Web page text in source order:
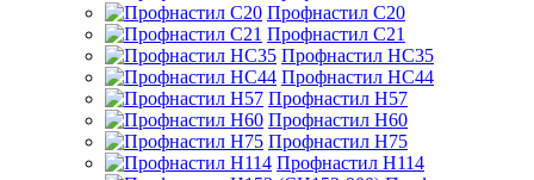
Профнастил С20
Профнастил С21
Профнастил НС35
Профнастил НС44
Профнастил Н57
Профнастил Н60
Профнастил Н75
Профнастил Н114